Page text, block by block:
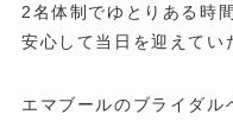
2名体制でゆとりある時
安心して当日を迎えてい
エマブールのブライダル